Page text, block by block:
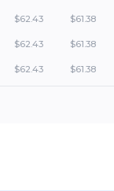
$62.43 $61.38
$62.43 $61.38
$62.43 $61.38